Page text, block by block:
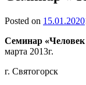
Posted on 15.01.2020
Семинар «Человек
марта 2013г.
г. Святогорск